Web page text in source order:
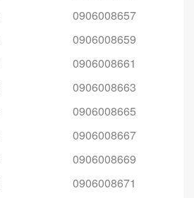
0906008657
0906008659
0906008661
0906008663
0906008665
0906008667
0906008669
0906008671